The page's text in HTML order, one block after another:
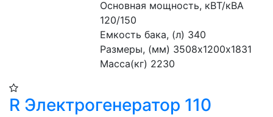
Основная мощность, кВТ/кВА
120/150
Емкость бака, (л) 340
Размеры, (мм) 3508х1200х1831
Масса(кг) 2230
R Электрогенератор 110